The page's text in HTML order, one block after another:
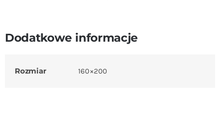
Dodatkowe informacje
Rozmiar 160×200